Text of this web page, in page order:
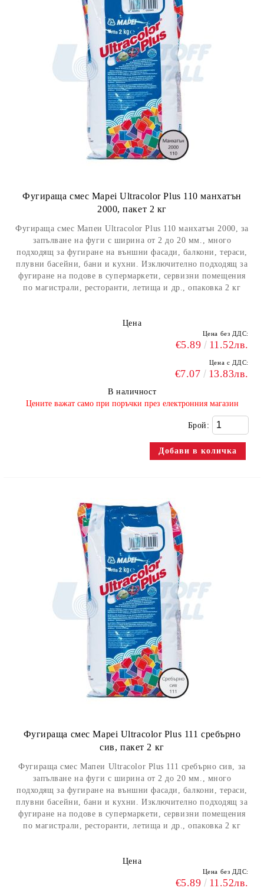
Фугираща смес Mapei Ultracolor Plus 110 манхатън
2000, пакет 2 кг
Фугираща смес Мапеи Ultracolor Plus 110 манхатън 2000, за
запълване на фуги с ширина от 2 до 20 мм., много
подходящ за фугиране на външни фасади, балкони, тераси,
плувни басейни, бани и кухни. Изключително подходящ за
фугиране на подове в супермаркети, сервизни помещения
по магистрали, ресторанти, летища и др., опаковка 2 кг
Цена
Цена без ДДС:
€5.89 11.52лв.
Цена с ДДС:
€7.07 13.83лв.
В наличност
​Цените важат само при поръчки през електронния магазин
Брой:
Фугираща смес Mapei Ultracolor Plus 111 сребърно
сив, пакет 2 кг
Фугираща смес Мапеи Ultracolor Plus 111 сребърно сив, за
запълване на фуги с ширина от 2 до 20 мм., много
подходящ за фугиране на външни фасади, балкони, тераси,
плувни басейни, бани и кухни. Изключително подходящ за
фугиране на подове в супермаркети, сервизни помещения
по магистрали, ресторанти, летища и др., опаковка 2 кг
Цена
Цена без ДДС:
€5.89 11.52лв.